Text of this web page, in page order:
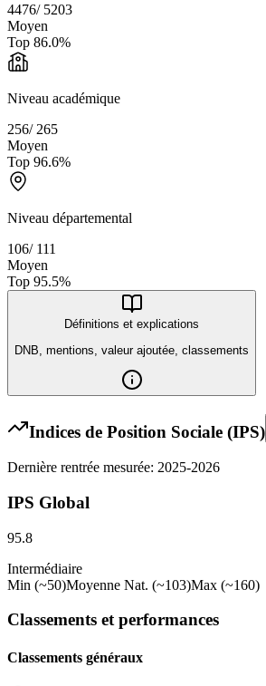
4476/ 5203
Moyen
Top 86.0%
Niveau académique
256/ 265
Moyen
Top 96.6%
Niveau départemental
106/ 111
Moyen
Top 95.5%
Définitions et explications
DNB, mentions, valeur ajoutée, classements
Indices de Position Sociale (IPS)
Dernière rentrée mesurée: 2025-2026
IPS Global
95.8
Intermédiaire
Min (~50)Moyenne Nat. (~103)Max (~160)
Classements et performances
Classements généraux